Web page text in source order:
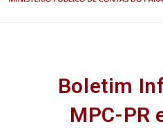
Boletim
MPC-PR